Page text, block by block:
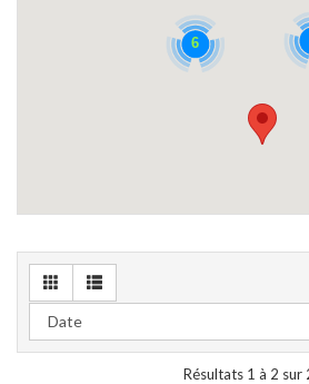
6
Résultats 1 à 2 sur